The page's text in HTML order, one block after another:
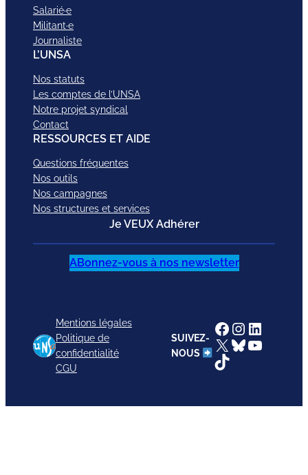
Salarié·e
Militant·e
Journaliste
L’UNSA
Nos statuts
Les comptes de l’UNSA
Notre projet syndical
Contact
RESSOURCES ET AIDE
Questions fréquentes
Nos outils
Nos campagnes
Nos structures et services
Je VEUX Adhérer
ABonnez-vous à nos newsletter
Mentions légales
Politique de
confidentialité
CGU
SUIVEZ-
NOUS
Facebook
Instagram
X Bluesky
TikTok